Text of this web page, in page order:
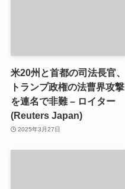
米20州と首都の司法長官、
トランプ政権の法曹界攻撃
を連名で非難 – ロイター
(Reuters Japan)
2025年3月27日